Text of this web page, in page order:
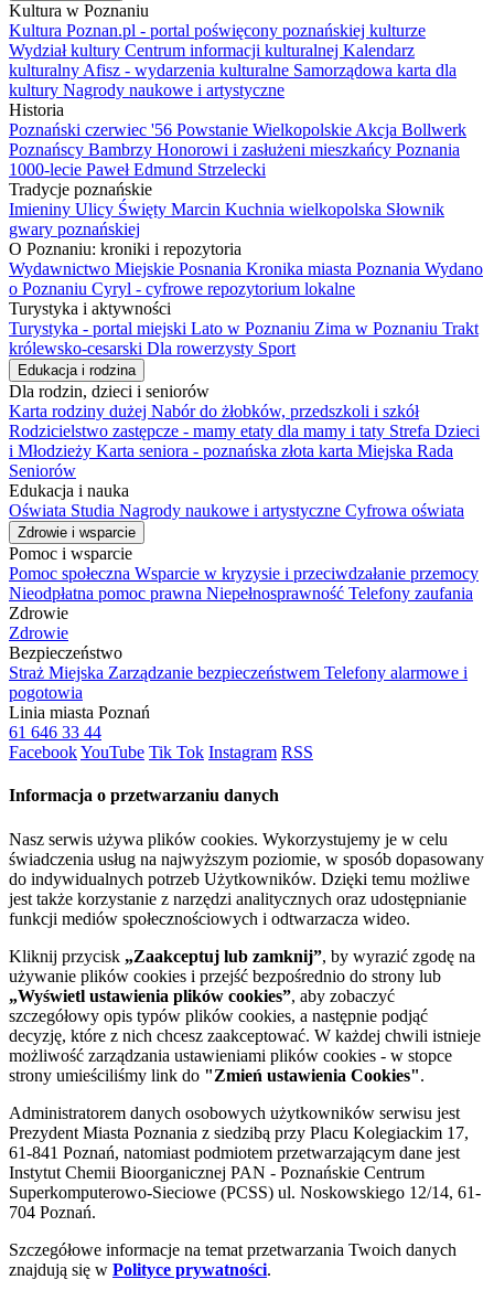
Kultura w Poznaniu
Kultura Poznan.pl - portal poświęcony poznańskiej kulturze
Wydział kultury Centrum informacji kulturalnej Kalendarz
kulturalny Afisz - wydarzenia kulturalne Samorządowa karta dla
kultury Nagrody naukowe i artystyczne
Historia
Poznański czerwiec '56 Powstanie Wielkopolskie Akcja Bollwerk
Poznańscy Bambrzy Honorowi i zasłużeni mieszkańcy Poznania
1000-lecie Paweł Edmund Strzelecki
Tradycje poznańskie
Imieniny Ulicy Święty Marcin Kuchnia wielkopolska Słownik
gwary poznańskiej
O Poznaniu: kroniki i repozytoria
Wydawnictwo Miejskie Posnania Kronika miasta Poznania Wydano
o Poznaniu Cyryl - cyfrowe repozytorium lokalne
Turystyka i aktywności
Turystyka - portal miejski Lato w Poznaniu Zima w Poznaniu Trakt
królewsko-cesarski Dla rowerzysty Sport
Edukacja i rodzina
Dla rodzin, dzieci i seniorów
Karta rodziny dużej Nabór do żłobków, przedszkoli i szkół
Rodzicielstwo zastępcze - mamy etaty dla mamy i taty Strefa Dzieci
i Młodzieży Karta seniora - poznańska złota karta Miejska Rada
Seniorów
Edukacja i nauka
Oświata Studia Nagrody naukowe i artystyczne Cyfrowa oświata
Zdrowie i wsparcie
Pomoc i wsparcie
Pomoc społeczna Wsparcie w kryzysie i przeciwdzałanie przemocy
Nieodpłatna pomoc prawna Niepełnosprawność Telefony zaufania
Zdrowie
Zdrowie
Bezpieczeństwo
Straż Miejska Zarządzanie bezpieczeństwem Telefony alarmowe i
pogotowia
Linia miasta Poznań
61 646 33 44
FacebookYouTube Tik Tok Instagram RSS
Informacja o przetwarzaniu danych
Nasz serwis używa plików cookies. Wykorzystujemy je w celu
świadczenia usług na najwyższym poziomie, w sposób dopasowany
do indywidualnych potrzeb Użytkowników. Dzięki temu możliwe
jest także korzystanie z narzędzi analitycznych oraz udostępnianie
funkcji mediów społecznościowych i odtwarzacza wideo.
Kliknij przycisk „Zaakceptuj lub zamknij”, by wyrazić zgodę na
używanie plików cookies i przejść bezpośrednio do strony lub
„Wyświetl ustawienia plików cookies”, aby zobaczyć
szczegółowy opis typów plików cookies, a następnie podjąć
decyzję, które z nich chcesz zaakceptować. W każdej chwili istnieje
możliwość zarządzania ustawieniami plików cookies - w stopce
strony umieściliśmy link do "Zmień ustawienia Cookies".
Administratorem danych osobowych użytkowników serwisu jest
Prezydent Miasta Poznania z siedzibą przy Placu Kolegiackim 17,
61-841 Poznań, natomiast podmiotem przetwarzającym dane jest
Instytut Chemii Bioorganicznej PAN - Poznańskie Centrum
Superkomputerowo-Sieciowe (PCSS) ul. Noskowskiego 12/14, 61-
704 Poznań.
Szczegółowe informacje na temat przetwarzania Twoich danych
znajdują się w Polityce prywatności.